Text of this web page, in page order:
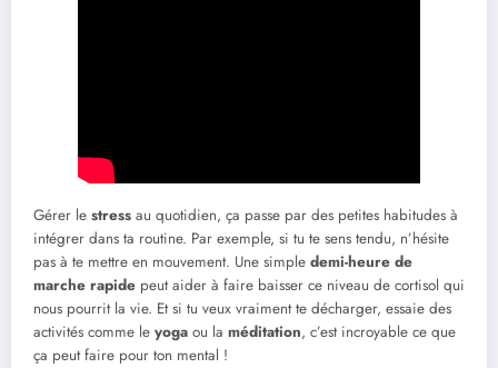
Gérer le stress au quotidien, ça passe par des petites habitudes à
intégrer dans ta routine. Par exemple, si tu te sens tendu, n’hésite
pas à te mettre en mouvement. Une simple demi-heure de
marche rapide peut aider à faire baisser ce niveau de cortisol qui
nous pourrit la vie. Et si tu veux vraiment te décharger, essaie des
activités comme le yoga ou la méditation, c’est incroyable ce que
ça peut faire pour ton mental !